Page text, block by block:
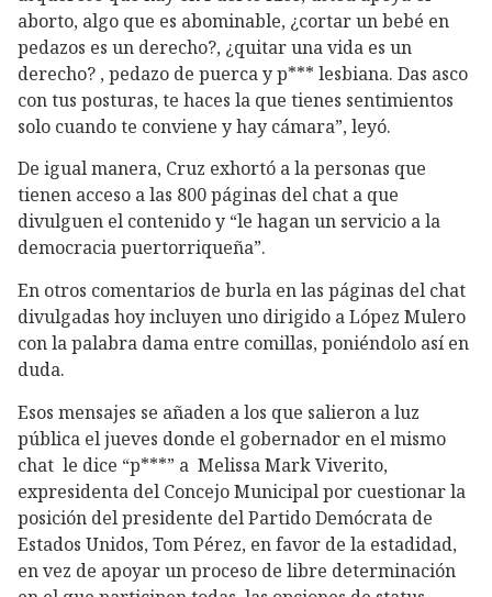
aborto, algo que es abominable, ¿cortar un bebé en
pedazos es un derecho?, ¿quitar una vida es un
derecho? , pedazo de puerca y p*** lesbiana. Das asco
con tus posturas, te haces la que tienes sentimientos
solo cuando te conviene y hay cámara”, leyó.
De igual manera, Cruz exhortó a la personas que
tienen acceso a las 800 páginas del chat a que
divulguen el contenido y “le hagan un servicio a la
democracia puertorriqueña”.
En otros comentarios de burla en las páginas del chat
divulgadas hoy incluyen uno dirigido a López Mulero
con la palabra dama entre comillas, poniéndolo así en
duda.
Esos mensajes se añaden a los que salieron a luz
pública el jueves donde el gobernador en el mismo
chat le dice “p***” a Melissa Mark Viverito,
expresidenta del Concejo Municipal por cuestionar la
posición del presidente del Partido Demócrata de
Estados Unidos, Tom Pérez, en favor de la estadidad,
en vez de apoyar un proceso de libre determinación